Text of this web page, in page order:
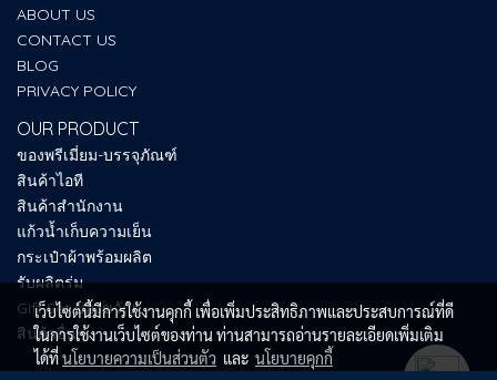
ABOUT US
CONTACT US
BLOG
PRIVACY POLICY
OUR PRODUCT
ของพรีเมี่ยม-บรรจุภัณฑ์
สินค้าไอที
สินค้าสำนักงาน
แก้วน้ำเก็บความเย็น
กระเป๋าผ้าพร้อมผลิต
รับผลิตร่ม
Gift Set ของขวัญ
สินค้าอื่นๆ
เว็บไซต์นี้มีการใช้งานคุกกี้ เพื่อเพิ่มประสิทธิภาพและประสบการณ์ที่ดี
ในการใช้งานเว็บไซต์ของท่าน ท่านสามารถอ่านรายละเอียดเพิ่มเติม
ได้ที่นโยบายความเป็นส่วนตัว และ นโยบายคุกกี้